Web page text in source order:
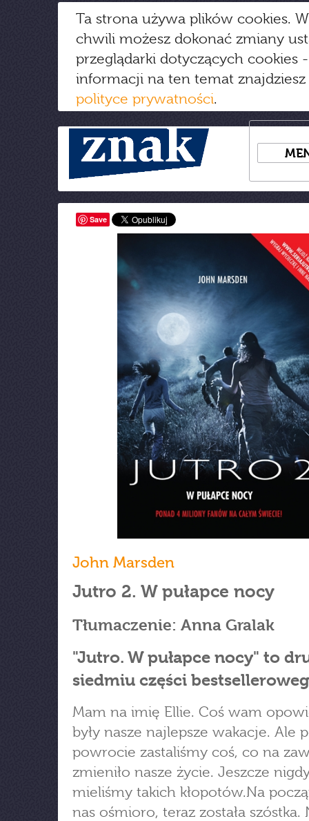
Ta strona używa plików cookies.
chwili możesz dokonać zmiany
przeglądarki dotyczących cookies
informacji na ten temat
polityce prywatności.
Save
John Marsden
Jutro 2. W pułapce nocy
Tłumaczenie: Anna Gralak
"Jutro. W pułapce nocy" to
siedmiu części
Mam na imię Ellie. Coś wam
były nasze najlepsze wakacje. Ale
powrocie zastaliśmy coś, co na
zmieniło nasze życie. Jeszcze
mieliśmy takich kłopotów.Na
nas ośmioro, teraz została szóstka.